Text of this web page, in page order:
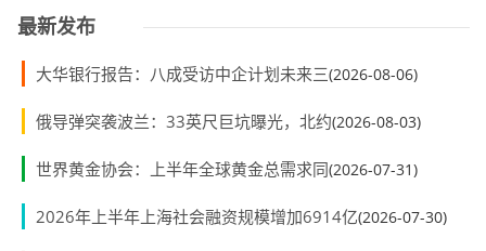
最新发布
大华银行报告：八成受访中企计划未来三(2026-08-06)
俄导弹突袭波兰：33英尺巨坑曝光，北约(2026-08-03)
世界黄金协会：上半年全球黄金总需求同(2026-07-31)
2026年上半年上海社会融资规模增加6914亿(2026-07-30)